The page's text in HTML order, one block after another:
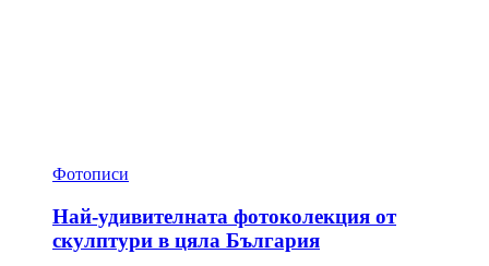
Фотописи
Най-удивителната фотоколекция от
скулптури в цяла България